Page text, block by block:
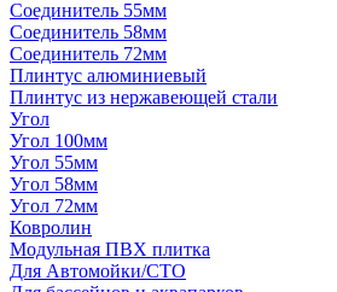
Соединитель 55мм
Соединитель 58мм
Соединитель 72мм
Плинтус алюминиевый
Плинтус из нержавеющей стали
Угол
Угол 100мм
Угол 55мм
Угол 58мм
Угол 72мм
Ковролин
Модульная ПВХ плитка
Для Автомойки/СТО